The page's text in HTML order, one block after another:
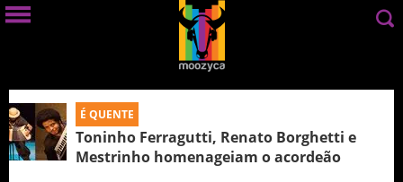
É QUENTE
Toninho Ferragutti, Renato Borghetti e
Mestrinho homenageiam o acordeão